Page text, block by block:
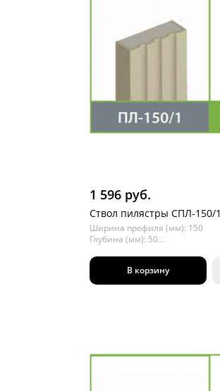
1 596 руб.
Ствол пилястры СПЛ-150/1
Ширина профиля (мм): 150
Глубина (мм): 50
В корзину